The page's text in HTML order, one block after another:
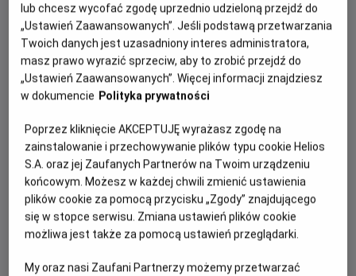
PREMIERA
28 sierpnia 2026
REŻYSERIA
Ridley Scott
SCENARIUSZ
Mark L. Smith
OBSADA
Margaret Qualley, Jacob Elordi
WIĘCEJ SZCZEGÓŁÓW
GODZINY SEANSÓW
PIĄTEK, 28 SIERPNIA 2026
28
SIERPNIA
2026
18:30
2D, napisy
POKAŻ KOLEJNE DNI
OPIS FILMU
lub chcesz wycofać zgodę uprzednio udzieloną przejdź do
„Ustawień Zaawansowanych”. Jeśli podstawą przetwarzania
Twoich danych jest uzasadniony interes administratora,
masz prawo wyrazić sprzeciw, aby to zrobić przejdź do
„Ustawień Zaawansowanych”. Więcej informacji znajdziesz
w dokumencie Polityka prywatności
Poprzez kliknięcie AKCEPTUJĘ wyrażasz zgodę na
zainstalowanie i przechowywanie plików typu cookie Helios
S.A. oraz jej Zaufanych Partnerów na Twoim urządzeniu
końcowym. Możesz w każdej chwili zmienić ustawienia
plików cookie za pomocą przycisku „Zgody” znajdującego
się w stopce serwisu. Zmiana ustawień plików cookie
możliwa jest także za pomocą ustawień przeglądarki.
My oraz nasi Zaufani Partnerzy możemy przetwarzać